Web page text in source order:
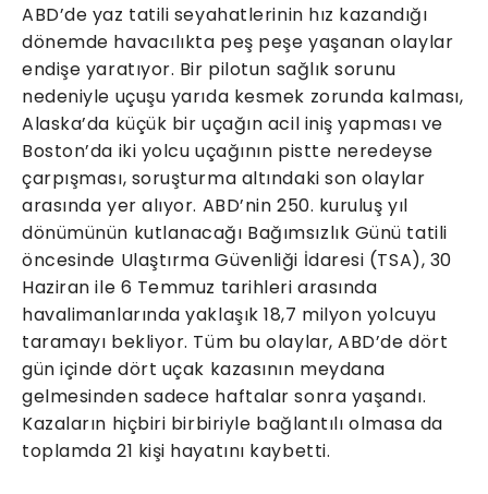
ABD’de yaz tatili seyahatlerinin hız kazandığı
dönemde havacılıkta peş peşe yaşanan olaylar
endişe yaratıyor. Bir pilotun sağlık sorunu
nedeniyle uçuşu yarıda kesmek zorunda kalması,
Alaska’da küçük bir uçağın acil iniş yapması ve
Boston’da iki yolcu uçağının pistte neredeyse
çarpışması, soruşturma altındaki son olaylar
arasında yer alıyor. ABD’nin 250. kuruluş yıl
dönümünün kutlanacağı Bağımsızlık Günü tatili
öncesinde Ulaştırma Güvenliği İdaresi (TSA), 30
Haziran ile 6 Temmuz tarihleri arasında
havalimanlarında yaklaşık 18,7 milyon yolcuyu
taramayı bekliyor. Tüm bu olaylar, ABD’de dört
gün içinde dört uçak kazasının meydana
gelmesinden sadece haftalar sonra yaşandı.
Kazaların hiçbiri birbiriyle bağlantılı olmasa da
toplamda 21 kişi hayatını kaybetti.